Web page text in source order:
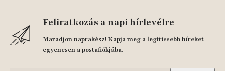
Feliratkozás a napi hírlevélre
Maradjon naprakész! Kapja meg a legfrissebb híreket
egyenesen a postafiókjába.